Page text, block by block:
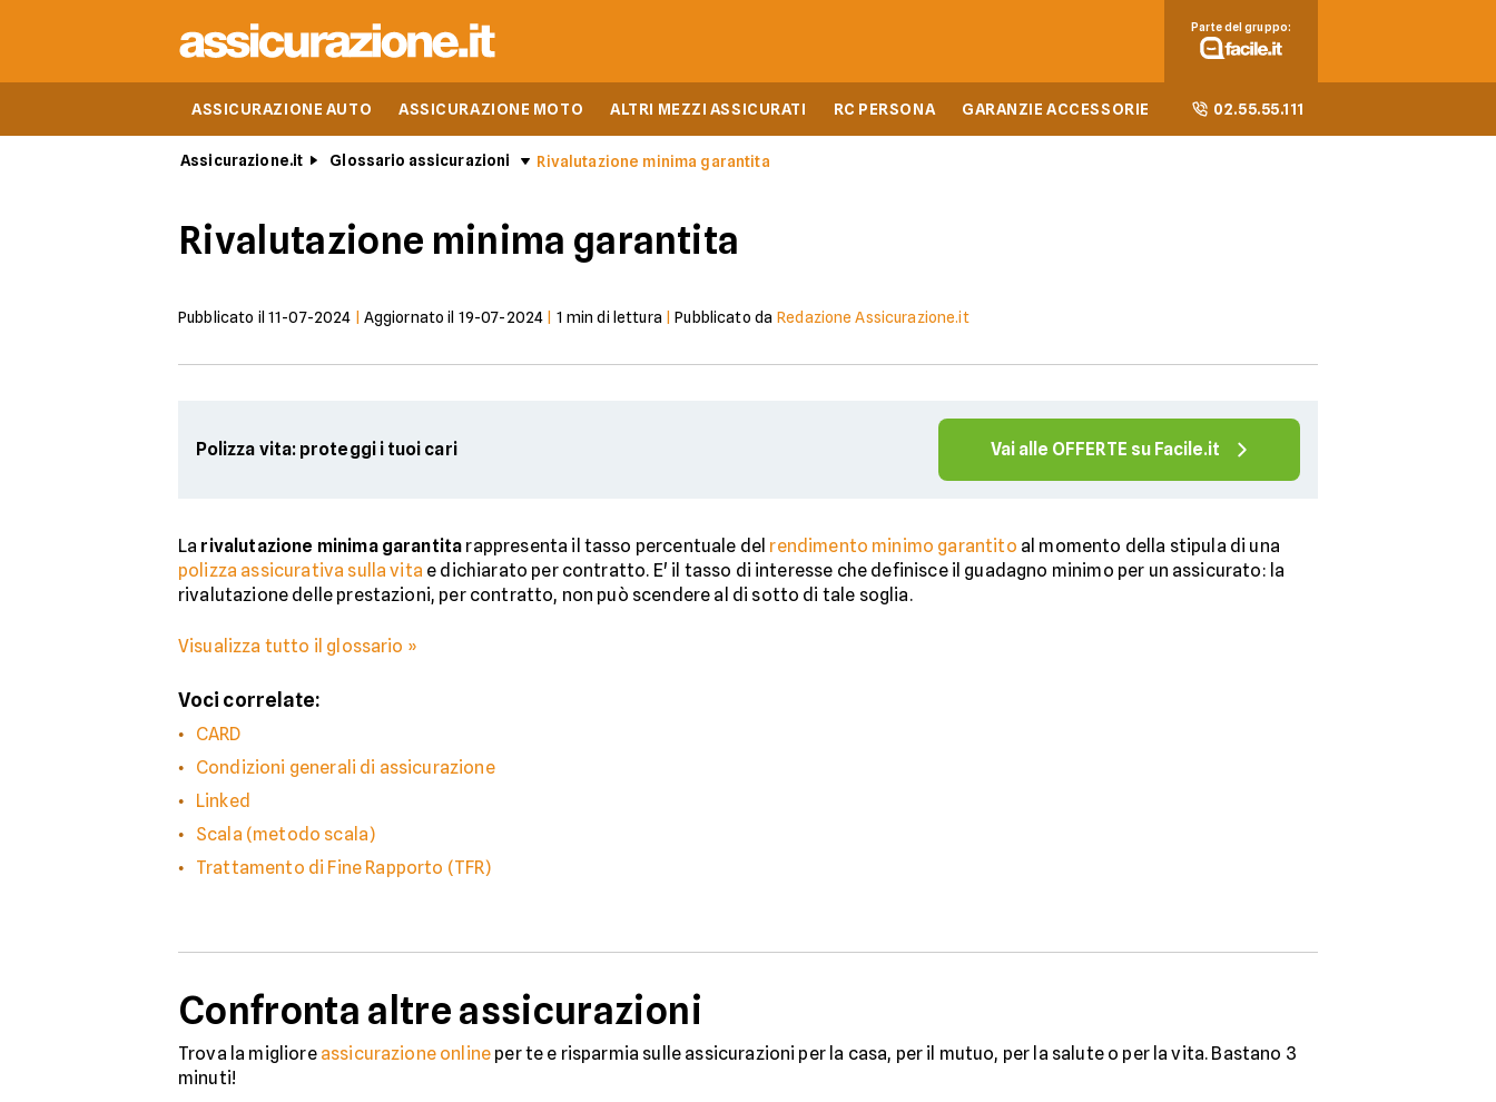
ASSICURAZIONE AUTO ASSICURAZIONE MOTO ALTRI MEZZI ASSICURATI RC PERSONA GARANZIE ACCESSORIE 02.55.55.111
Parte del gruppo:
Assicurazione.it Glossario assicurazioni Rivalutazione minima garantita
Rivalutazione minima garantita
Pubblicato il 11-07-2024 Aggiornato il 19-07-2024 1 min di lettura |Pubblicato da Redazione Assicurazione.it
Polizza vita: proteggi i tuoi cari Vai alle OFFERTE su Facile.it
La rivalutazione minima garantita rappresenta il tasso percentuale del rendimento minimo garantito al momento della stipula di una
polizza assicurativa sulla vita e dichiarato per contratto. E' il tasso di interesse che definisce il guadagno minimo per un assicurato: la
rivalutazione delle prestazioni, per contratto, non può scendere al di sotto di tale soglia.
Visualizza tutto il glossario »
Voci correlate:
CARD
Condizioni generali di assicurazione
Linked
Scala (metodo scala)
Trattamento di Fine Rapporto (TFR)
Confronta altre assicurazioni
Trova la migliore assicurazione online per te e risparmia sulle assicurazioni per la casa, per il mutuo, per la salute o per la vita. Bastano 3
minuti!